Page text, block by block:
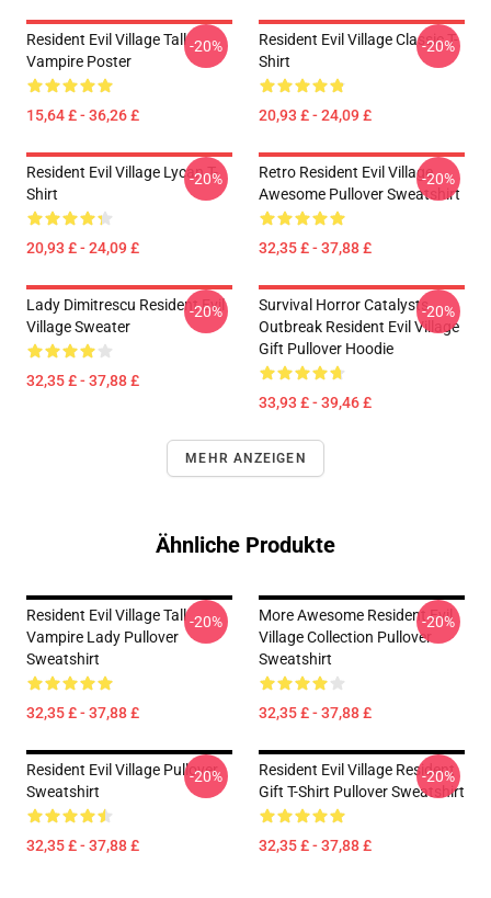
Resident Evil Village Tall
Vampire Poster
15,64 £ - 36,26 £
-20%
Resident Evil Village Classic T-
Shirt
20,93 £ - 24,09 £
-20%
Resident Evil Village Lycan T-
Shirt
20,93 £ - 24,09 £
-20%
Retro Resident Evil Village
Awesome Pullover Sweatshirt
32,35 £ - 37,88 £
-20%
Lady Dimitrescu Resident Evil
Village Sweater
32,35 £ - 37,88 £
-20%
Survival Horror Catalysts
Outbreak Resident Evil Village
Gift Pullover Hoodie
33,93 £ - 39,46 £
-20%
MEHR ANZEIGEN
Ähnliche Produkte
Resident Evil Village Tall
Vampire Lady Pullover
Sweatshirt
32,35 £ - 37,88 £
-20%
More Awesome Resident Evil
Village Collection Pullover
Sweatshirt
32,35 £ - 37,88 £
-20%
Resident Evil Village Pullover
Sweatshirt
32,35 £ - 37,88 £
-20%
Resident Evil Village Resident
Gift T-Shirt Pullover Sweatshirt
32,35 £ - 37,88 £
-20%